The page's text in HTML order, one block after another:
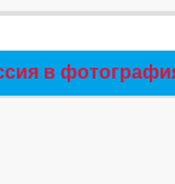
в